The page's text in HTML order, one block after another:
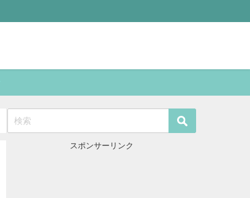
スポンサーリンク